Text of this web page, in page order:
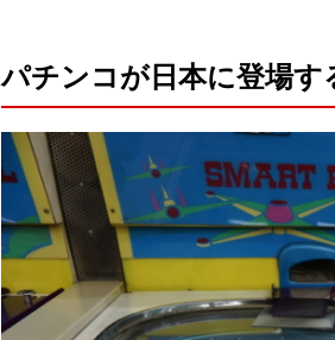
パチンコが日本に登場す